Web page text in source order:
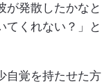
が発散したかなと
てくれない？」と
自覚を持たせた方